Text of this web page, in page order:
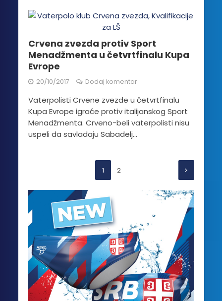
Crvena zvezda protiv Sport
Menadžmenta u četvrtfinalu Kupa
Evrope
20/10/2017 Dodaj komentar
Vaterpolisti Crvene zvezde u četvrtfinalu
Kupa Evrope igraće protiv italijanskog Sport
Menadžmenta. Crveno-beli vaterpolisti nisu
uspeli da savladaju Sabadelj...
1 2